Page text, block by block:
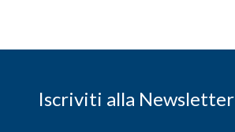
Iscriviti alla Newsletter